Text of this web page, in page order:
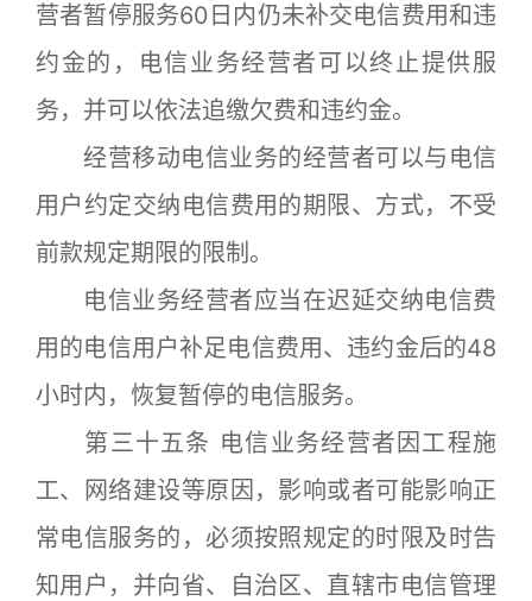
营者暂停服务60日内仍未补交电信费用和违
约金的，电信业务经营者可以终止提供服
务，并可以依法追缴欠费和违约金。
经营移动电信业务的经营者可以与电信
用户约定交纳电信费用的期限、方式，不受
前款规定期限的限制。
电信业务经营者应当在迟延交纳电信费
用的电信用户补足电信费用、违约金后的48
小时内，恢复暂停的电信服务。
第三十五条 电信业务经营者因工程施
工、网络建设等原因，影响或者可能影响正
常电信服务的，必须按照规定的时限及时告
知用户，并向省、自治区、直辖市电信管理